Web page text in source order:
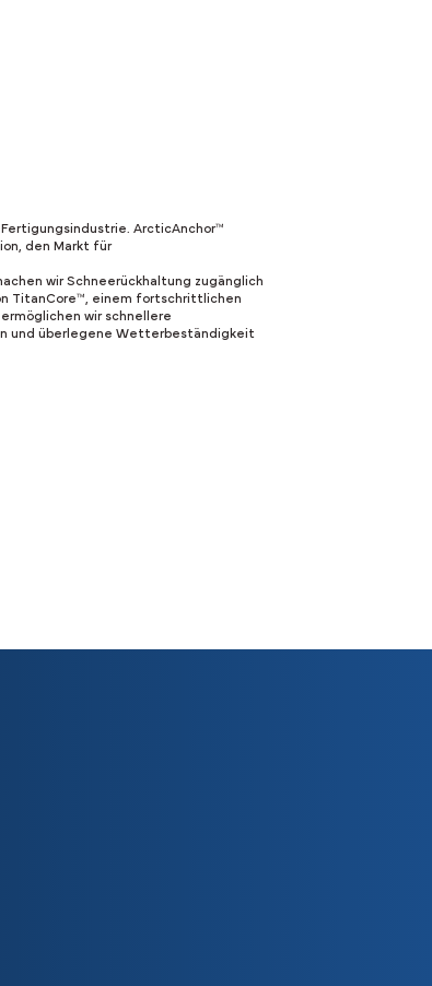
ArcticAnchor™
den Markt für
wir Schneerückhaltung zugänglich
TitanCore™, einem fortschrittlichen
wir schnellere
und überlegene Wetterbeständigkeit